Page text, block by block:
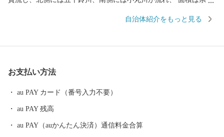
環境に恵まれています。 美郷町には数多くの観光地及びお祭り、
自治体紹介をもっと見る
お支払い方法
au PAY カード（番号入力不要）
au PAY 残高
au PAY（auかんたん決済）通信料金合算